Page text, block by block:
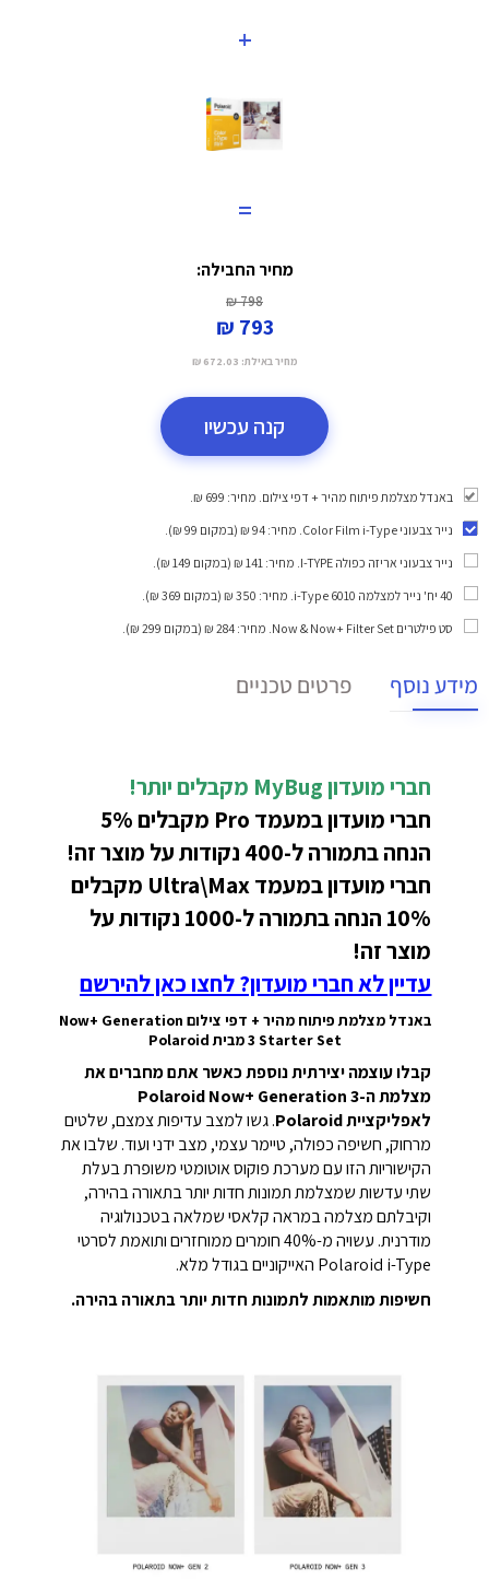
+
=
מחיר החבילה:
798 ₪
793 ₪
מחיר באילת: 672.03 ₪
קנה עכשיו
באנדל מצלמת פיתוח מהיר + דפי צילום. מחיר: 699 ₪.
נייר צבעוני Color Film i-Type
. מחיר: 94 ₪ (במקום 99 ₪).
נייר צבעוני אריזה כפולה I-TYPE
. מחיר: 141 ₪ (במקום 149 ₪).
40 יח' נייר למצלמה i-Type 6010
. מחיר: 350 ₪ (במקום 369 ₪).
סט פילטרים Now & Now+ Filter Set
. מחיר: 284 ₪ (במקום 299 ₪).
מידע נוסף פרטים טכניים
חברי מועדון MyBug מקבלים יותר!
חברי מועדון במעמד Pro מקבלים 5%
הנחה בתמורה ל-400 נקודות על מוצר זה!
חברי מועדון במעמד Ultra\Max מקבלים
10% הנחה בתמורה ל-1000 נקודות על
מוצר זה!
עדיין לא חברי מועדון? לחצו כאן להירשם
באנדל מצלמת פיתוח מהיר + דפי צילום Now+ Generation
3 Starter Set מבית Polaroid
קבלו עוצמה יצירתית נוספת כאשר אתם מחברים את
מצלמת ה-Polaroid Now+ Generation 3
לאפליקציית Polaroid
. גשו למצב עדיפות צמצם, שלטים
מרחוק, חשיפה כפולה, טיימר עצמי, מצב ידני ועוד. שלבו את
הקישוריות הזו עם מערכת פוקוס אוטומטי משופרת בעלת
שתי עדשות שמצלמת תמונות חדות יותר בתאורה בהירה,
וקיבלתם מצלמה במראה קלאסי שמלאה בטכנולוגיה
מודרנית. עשויה מ-40% חומרים ממוחזרים ותואמת לסרטי
Polaroid i-Type האייקוניים בגודל מלא.
חשיפות מותאמות לתמונות חדות יותר בתאורה בהירה.